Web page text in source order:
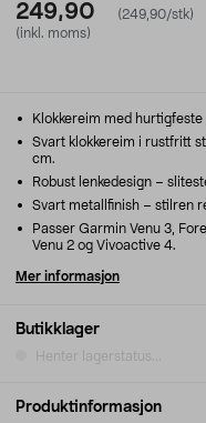
249,90
(249,90/stk)
(inkl. moms)
Butikklager
Henter lagerstatus...
Klokkereim med hurtigfeste
Svart klokkereim i rustfritt
cm.
Robust lenkedesign –
Svart metallfinish – stilren
Passer Garmin Venu 3,
Venu 2 og Vivoactive 4.
Mer informasjon
Produktinformasjon